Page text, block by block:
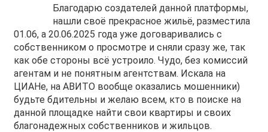
Благодарю создателей данной платформы,
нашли своё прекрасное жильё, разместила
01.06, а 20.06.2025 года уже договаривались с
собственником о просмотре и сняли сразу же, так
как обе стороны всё устроило. Чудо, без комиссий
агентам и не понятным агентствам. Искала на
ЦИАНе, на АВИТО вообще оказались мошенники)
будьте бдительны и желаю всем, кто в поиске на
данной площадке найти свои квартиры и своих
благонадежных собственников и жильцов.